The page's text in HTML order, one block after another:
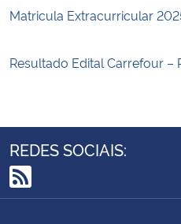
Matricula Extracurricular
Resultado Edital Carrefour –
REDES SOCIAIS:
RSS